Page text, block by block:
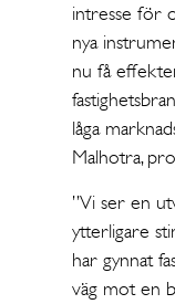
intresse för
nya
nu få
låga
Malhotra,
”Vi ser en
ytterligare
har gynnat
väg mot en